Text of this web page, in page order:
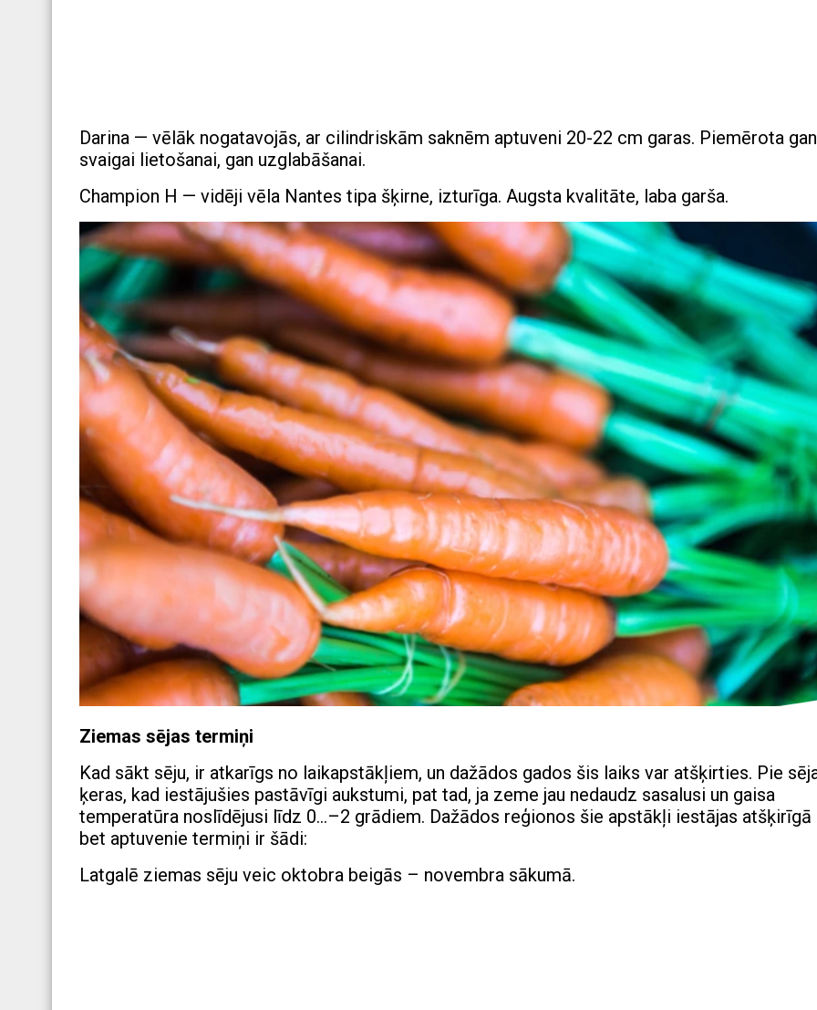
Darina — vēlāk nogatavojās, ar cilindriskām saknēm aptuveni 20-22 cm garas. Piemērota gan
svaigai lietošanai, gan uzglabāšanai.
Champion H — vidēji vēla Nantes tipa šķirne, izturīga. Augsta kvalitāte, laba garša.
Ziemas sējas termiņi
Kad sākt sēju, ir atkarīgs no laikapstākļiem, un dažādos gados šis laiks var atšķirties. Pie
ķeras, kad iestājušies pastāvīgi aukstumi, pat tad, ja zeme jau nedaudz sasalusi un gaisa
temperatūra noslīdējusi līdz 0…–2 grādiem. Dažādos reģionos šie apstākļi iestājas atšķirīgā
bet aptuvenie termiņi ir šādi:
Latgalē ziemas sēju veic oktobra beigās – novembra sākumā.